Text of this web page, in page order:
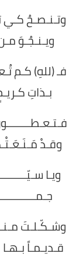
وتـنـصـحُ كـي
ويـنـجُـوَ مـن
فـ (للهِ) كـم
بـذاتِ كـريـمٍ
وقـدْ
ويـا
وشـكّـلـتَ
قـديـمـاً بـهـا